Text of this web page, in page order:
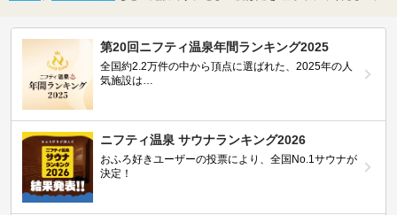
第20回ニフティ温泉年間ランキング2025
全国約2.2万件の中から頂点に選ばれた、2025年の人
気施設は…
ニフティ温泉 サウナランキング2026
おふろ好きユーザーの投票により、全国No.1サウナが
決定！